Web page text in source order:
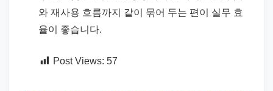
와 재사용 흐름까지 같이 묶어 두는 편이 실무 효
율이 좋습니다.
Post Views: 57